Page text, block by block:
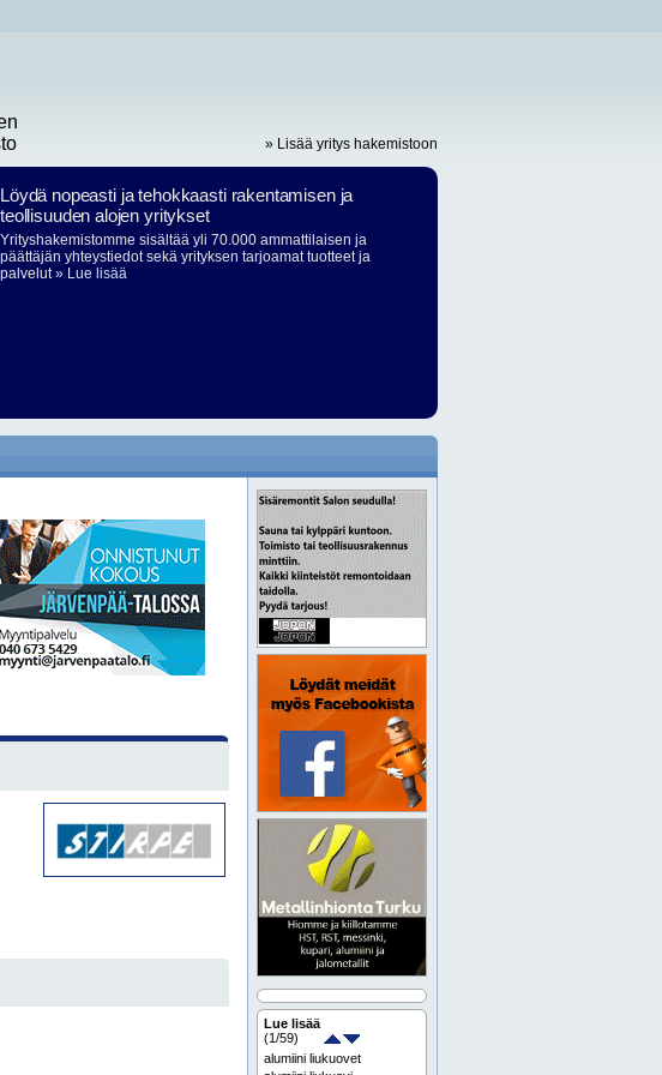
» Lisää yritys hakemistoon
Löydä nopeasti ja tehokkaasti rakentamisen ja
teollisuuden alojen yritykset
Yrityshakemistomme sisältää yli 70.000 ammattilaisen ja
päättäjän yhteystiedot sekä yrityksen tarjoamat tuotteet ja
palvelut» Lue lisää
Lue lisää
(1/59)
alumiini liukuovet